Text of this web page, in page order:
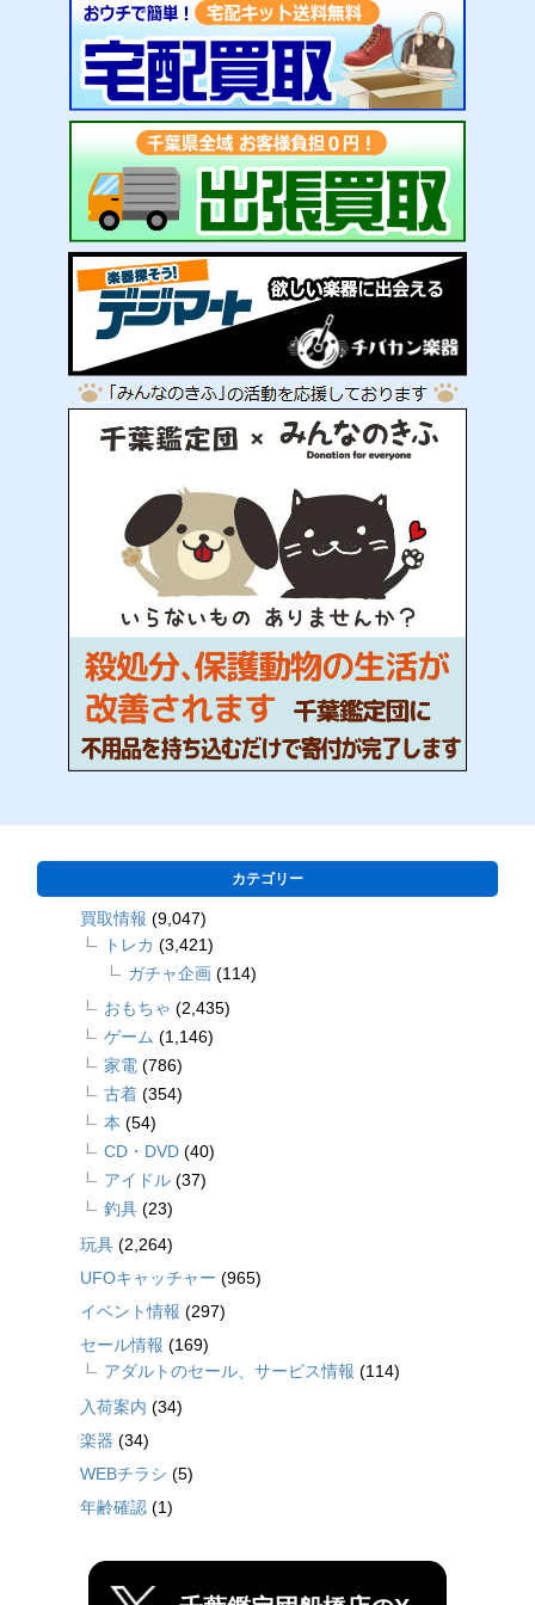
カテゴリー
買取情報 (9,047)
トレカ (3,421)
ガチャ企画 (114)
おもちゃ (2,435)
ゲーム (1,146)
家電 (786)
古着 (354)
本 (54)
CD・DVD (40)
アイドル (37)
釣具 (23)
玩具 (2,264)
UFOキャッチャー (965)
イベント情報 (297)
セール情報 (169)
アダルトのセール、サービス情報 (114)
入荷案内 (34)
楽器 (34)
WEBチラシ (5)
年齢確認 (1)